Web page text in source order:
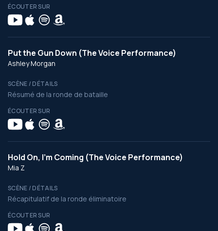
ÉCOUTER SUR
Put the Gun Down (The Voice Performance)
Ashley Morgan
SCÈNE / DÉTAILS
Résumé de la ronde de bataille
ÉCOUTER SUR
Hold On, I’m Coming (The Voice Performance)
Mia Z
SCÈNE / DÉTAILS
Récapitulatif de la ronde éliminatoire
ÉCOUTER SUR